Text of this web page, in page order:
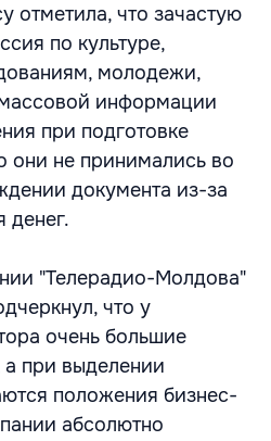
отметила, что зачастую
по культуре,
молодежи,
информации
при подготовке
они не принимались во
документа из-за
денег.
"Телерадио-Молдова"
что у
очень большие
а при выделении
положения бизнес-
абсолютно